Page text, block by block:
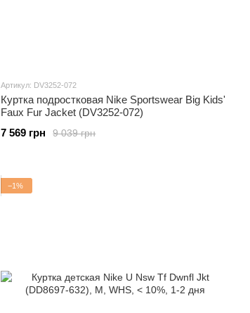
Артикул: DV3252-072
Куртка подростковая Nike Sportswear Big Kids'
Faux Fur Jacket (DV3252-072)
9 039 грн
7 569 грн
−1%